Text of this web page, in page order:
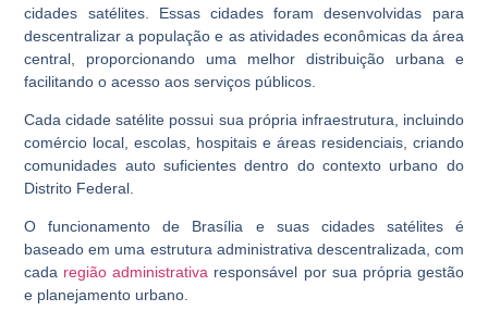
cidades satélites. Essas cidades foram desenvolvidas para
descentralizar a população e as atividades econômicas da área
central, proporcionando uma melhor distribuição urbana e
facilitando o acesso aos serviços públicos.
Cada cidade satélite possui sua própria infraestrutura, incluindo
comércio local, escolas, hospitais e áreas residenciais, criando
comunidades auto suficientes dentro do contexto urbano do
Distrito Federal.
O funcionamento de Brasília e suas cidades satélites é
baseado em uma estrutura administrativa descentralizada, com
cada região administrativa responsável por sua própria gestão
e planejamento urbano.